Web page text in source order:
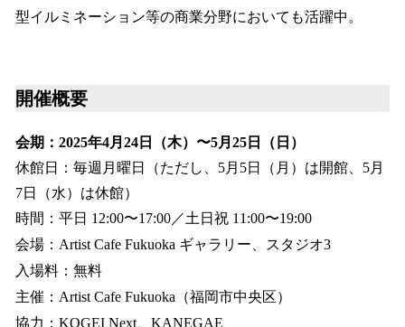
型イルミネーション等の商業分野においても活躍中。
開催概要
会期：2025年4月24日（木）〜5月25日（日）
休館日：毎週月曜日（ただし、5月5日（月）は開館、5月
7日（水）は休館）
時間：平日 12:00〜17:00／土日祝 11:00〜19:00
会場：Artist Cafe Fukuoka ギャラリー、スタジオ3
入場料：無料
主催：Artist Cafe Fukuoka（福岡市中央区）
協力：KOGEI Next、KANEGAE